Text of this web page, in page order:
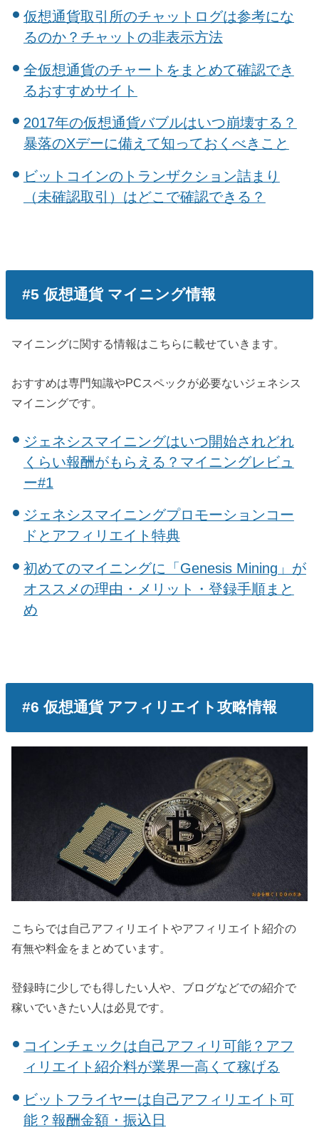
仮想通貨取引所のチャットログは参考にな
るのか？チャットの非表示方法
全仮想通貨のチャートをまとめて確認でき
るおすすめサイト
2017年の仮想通貨バブルはいつ崩壊する？
暴落のXデーに備えて知っておくべきこと
ビットコインのトランザクション詰まり
（未確認取引）はどこで確認できる？
#5 仮想通貨 マイニング情報
マイニングに関する情報はこちらに載せていきます。
おすすめは専門知識やPCスペックが必要ないジェネシス
マイニングです。
ジェネシスマイニングはいつ開始されどれ
くらい報酬がもらえる？マイニングレビュ
ー#1
ジェネシスマイニングプロモーションコー
ドとアフィリエイト特典
初めてのマイニングに「Genesis Mining」が
オススメの理由・メリット・登録手順まと
め
#6 仮想通貨 アフィリエイト攻略情報
こちらでは自己アフィリエイトやアフィリエイト紹介の
有無や料金をまとめています。
登録時に少しでも得したい人や、ブログなどでの紹介で
稼いでいきたい人は必見です。
コインチェックは自己アフィリ可能？アフ
ィリエイト紹介料が業界一高くて稼げる
ビットフライヤーは自己アフィリエイト可
能？報酬金額・振込日